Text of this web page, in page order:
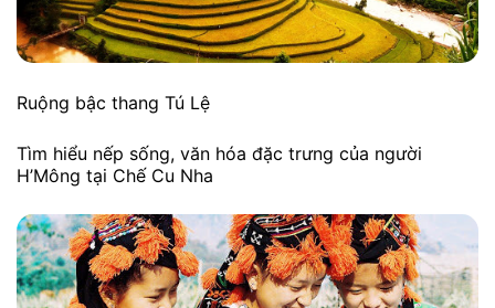
Ruộng bậc thang Tú Lệ
Tìm hiểu nếp sống, văn hóa đặc trưng của người
H’Mông tại Chế Cu Nha